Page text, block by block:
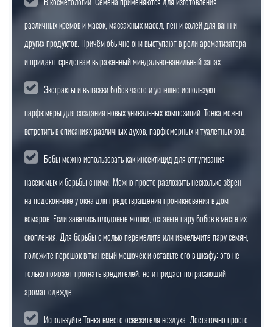
различных кремов и масок, массажных масел, пен и солей для ванн и
других продуктов. Причём обычно они выступают в роли ароматизатора
и придают средствам выраженный миндально-ванильный запах.
Экстракты и вытяжки бобов часто и успешно используют
парфюмеры для создания новых уникальных композиций. Тонка можно
встретить в описаниях различных духов, парфюмерных и туалетных вод.
Бобы можно использовать как инсектицид для отпугивания
насекомых и борьбы с ними. Можно просто разложить несколько зёрен
на подоконнике у окна для предотвращения проникновения в дом
комаров. Если завелись плодовые мошки, оставьте пару бобов в месте их
скопления. Для борьбы с молью перемелите или измельчите пару семян,
положите порошок в тканевый мешочек и оставьте его в шкафу: это не
только поможет прогнать вредителей, но и придаст потрясающий
аромат одежде.
Используйте Тонка вместо освежителя воздуха. Достаточно просто